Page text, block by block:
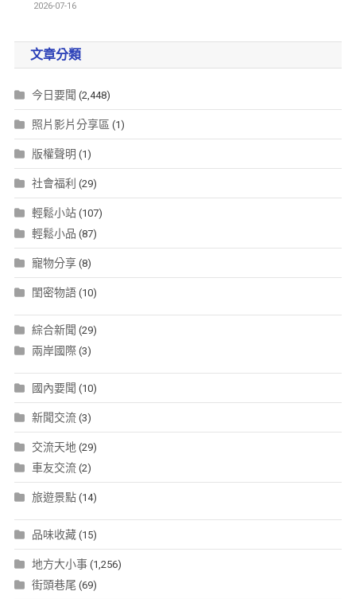
2026-07-16
文章分類
今日要聞 (2,448)
照片影片分享區 (1)
版權聲明 (1)
社會福利 (29)
輕鬆小站(107)
輕鬆小品 (87)
寵物分享(8)
閨密物語(10)
綜合新聞 (29)
兩岸國際(3)
國內要聞 (10)
新聞交流(3)
交流天地 (29)
車友交流(2)
旅遊景點(14)
品味收藏(15)
地方大小事(1,256)
街頭巷尾 (69)